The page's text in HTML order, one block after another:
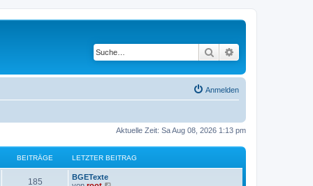
Suche
Anmelden
Aktuelle Zeit: Sa Aug 08, 2026 1:13 pm
BEITRÄGE LETZTER BEITRAG
185
BGETexte